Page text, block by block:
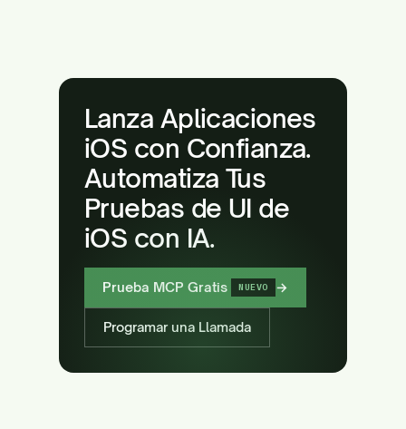
Lanza Aplicaciones
iOS con Confianza.
Automatiza Tus
Pruebas de UI de
iOS con IA.
Prueba MCP Gratis NUEVO →
Programar una Llamada